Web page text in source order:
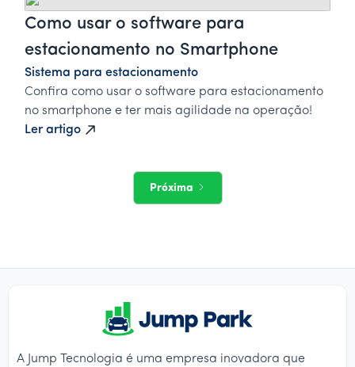
Como usar o software para
estacionamento no Smartphone
Sistema para estacionamento
Confira como usar o software para estacionamento
no smartphone e ter mais agilidade na operação!
Ler artigo
Próxima
A Jump Tecnologia é uma empresa inovadora que